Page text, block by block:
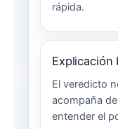
rápida.
El veredicto
acompaña
entender el